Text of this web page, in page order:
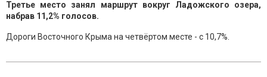
Третье место занял маршрут вокруг Ладожского озера,
набрав 11,2% голосов.
Дороги Восточного Крыма на четвёртом месте - с 10,7%.